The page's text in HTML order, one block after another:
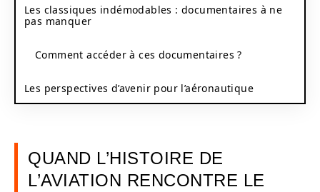
Les classiques indémodables : documentaires à ne
pas manquer
Comment accéder à ces documentaires ?
Les perspectives d’avenir pour l’aéronautique
QUAND L’HISTOIRE DE
L’AVIATION RENCONTRE LE